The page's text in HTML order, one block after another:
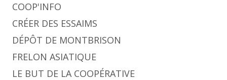
COOP'INFO
CRÉER DES ESSAIMS
DÉPÔT DE MONTBRISON
FRELON ASIATIQUE
LE BUT DE LA COOPÉRATIVE